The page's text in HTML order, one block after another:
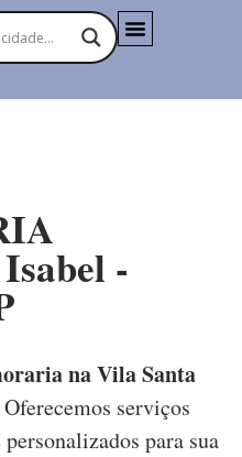
-
na Vila Santa
Oferecemos serviços
personalizados para sua